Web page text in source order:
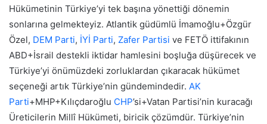
Hükümetinin Türkiye’yi tek başına yönettiği dönemin
sonlarına gelmekteyiz. Atlantik güdümlü İmamoğlu+Özgür
Özel, DEM Parti, İYİ Parti, Zafer Partisi ve FETÖ ittifakının
ABD+İsrail destekli iktidar hamlesini boşluğa düşürecek ve
Türkiye’yi önümüzdeki zorluklardan çıkaracak hükümet
seçeneği artık Türkiye’nin gündemindedir. AK
Parti+MHP+Kılıçdaroğlu CHP’si+Vatan Partisi’nin kuracağı
Üreticilerin Millî Hükümeti, biricik çözümdür. Türkiye’nin